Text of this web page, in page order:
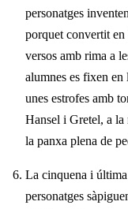
personatges
porquet convertit en
versos amb rima a
alumnes es fixen
unes estrofes amb
Hansel i Gretel, a
la panxa plena de
La cinquena i última
personatges